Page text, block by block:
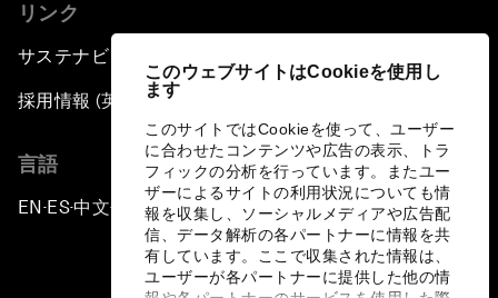
このウェブサイトはCookieを使用し
ます
このサイトではCookieを使って、ユーザー
に合わせたコンテンツや広告の表示、トラ
フィックの分析を行っています。またユー
ザーによるサイトの利用状況についても情
報を収集し、ソーシャルメディアや広告配
信、データ解析の各パートナーに情報を共
有しています。ここで収集された情報は、
ユーザーが各パートナーに提供した他の情
リンク
サステナビリティへの取り組み
採用情報 (英語のみ)
言語
EN ▪ ES▪中文▪ 日本語